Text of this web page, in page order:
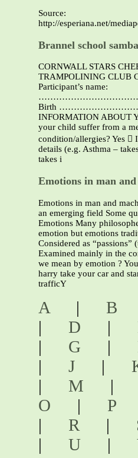
Source:
http://esperiana.net/
Brannel school
CORNWALL STARS
TRAMPOLINING CLUB
Participant’s name:
Birth …………………………
INFORMATION ABOUT
your child suffer from a
condition/allergies? Yes 
details (e.g. Asthma –
takes i
Emotions in man
Emotions in man and
an emerging field Some
Emotions Many
emotion but emotions
Considered as “passions”
Examined mainly in the
we mean by emotion ?
harry take your car and
trafficY
A | B
| D |
| G |
| J |
| M |
O
| P
| R |
| U |